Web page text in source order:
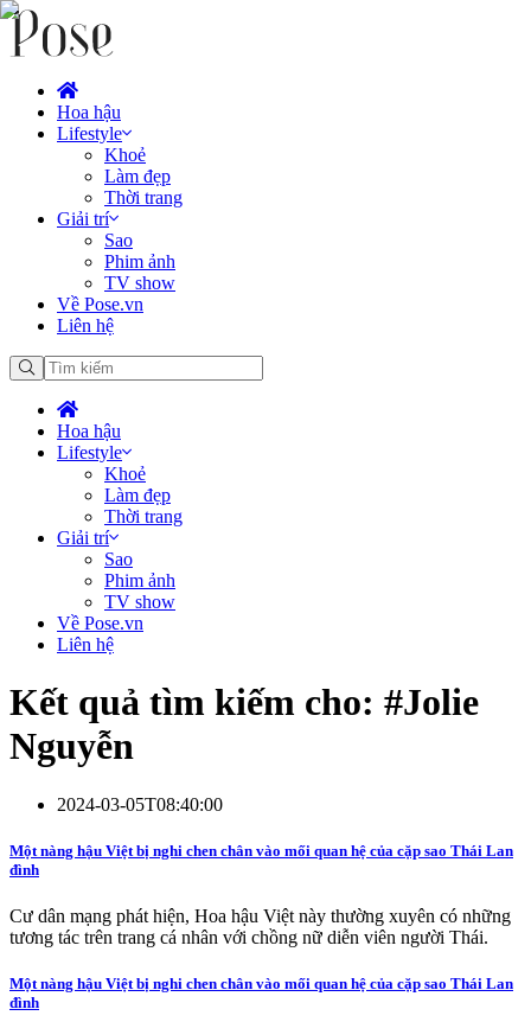
Hoa hậu
Lifestyle
Khoẻ
Làm đẹp
Thời trang
Giải trí
Sao
Phim ảnh
TV show
Về Pose.vn
Liên hệ
Hoa hậu
Lifestyle
Khoẻ
Làm đẹp
Thời trang
Giải trí
Sao
Phim ảnh
TV show
Về Pose.vn
Liên hệ
Kết quả tìm kiếm cho: #Jolie
Nguyễn
2024-03-05T08:40:00
Một nàng hậu Việt bị nghi chen chân vào mối quan hệ của cặp sao Thái Lan
đình
Cư dân mạng phát hiện, Hoa hậu Việt này thường xuyên có những
tương tác trên trang cá nhân với chồng nữ diễn viên người Thái.
Một nàng hậu Việt bị nghi chen chân vào mối quan hệ của cặp sao Thái Lan
đình